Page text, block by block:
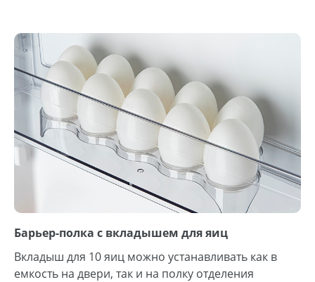
Барьер-полка с вкладышем для яиц
Вкладыш для 10 яиц можно устанавливать как в
емкость на двери, так и на полку отделения